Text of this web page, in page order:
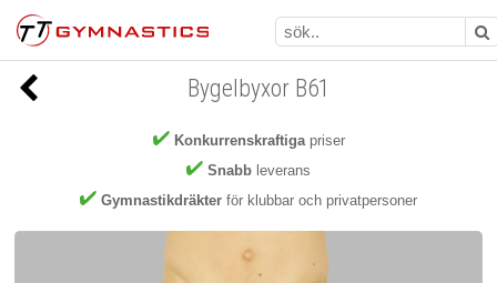
Konkurrenskraftigapriser
Snabb leverans
Gymnastikdräkter för klubbar och privatpersoner
Bygelbyxor B61